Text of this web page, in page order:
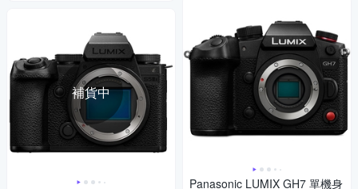
補貨中
Panasonic LUMIX GH7 單機身